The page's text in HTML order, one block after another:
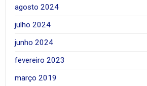
agosto 2024
julho 2024
junho 2024
fevereiro 2023
março 2019